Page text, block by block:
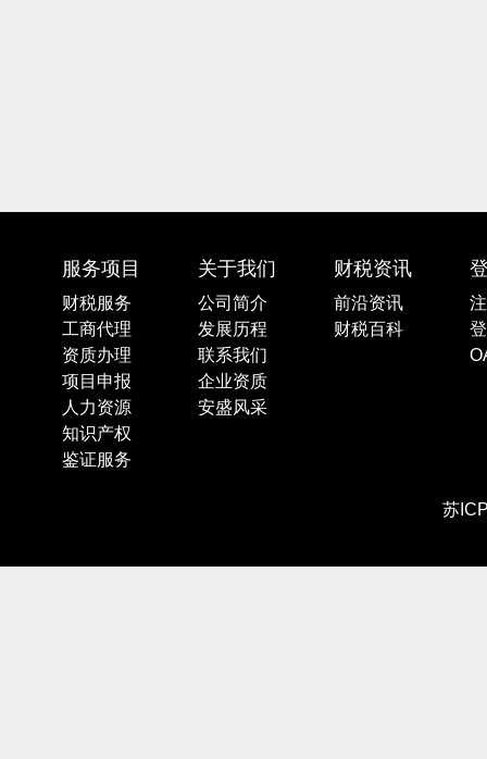
服务项目
财税服务
工商代理
资质办理
项目申报
人力资源
知识产权
鉴证服务
关于我们
公司简介
发展历程
联系我们
企业资质
安盛风采
财税资讯
前沿资讯
财税百科
苏